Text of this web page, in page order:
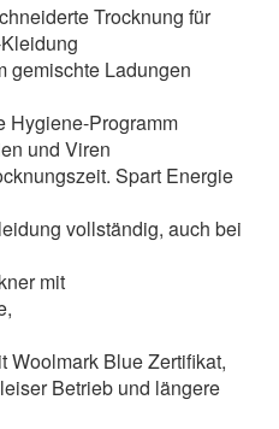
Trocknung für
gemischte Ladungen
Hygiene-Programm
und Viren
Spart Energie
vollständig, auch bei
mit
Woolmark Blue Zertifikat,
Betrieb und längere